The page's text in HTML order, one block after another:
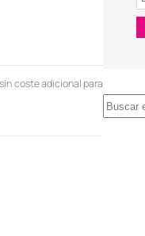
coste adicional para
B